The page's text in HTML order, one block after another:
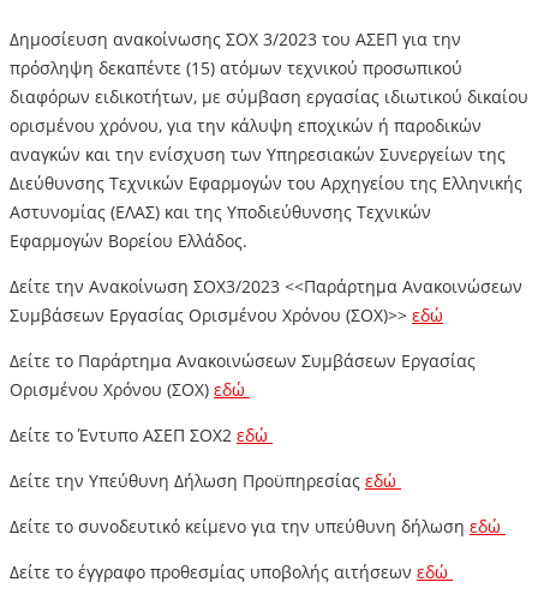
Δημοσίευση ανακοίνωσης ΣΟΧ 3/2023 του ΑΣΕΠ για την
πρόσληψη δεκαπέντε (15) ατόμων τεχνικού προσωπικού
διαφόρων ειδικοτήτων, με σύμβαση εργασίας ιδιωτικού δικαίου
ορισμένου χρόνου, για την κάλυψη εποχικών ή παροδικών
αναγκών και την ενίσχυση των Υπηρεσιακών Συνεργείων της
Διεύθυνσης Τεχνικών Εφαρμογών του Αρχηγείου της Ελληνικής
Αστυνομίας (ΕΛΑΣ) και της Υποδιεύθυνσης Τεχνικών
Εφαρμογών Βορείου Ελλάδος.
Δείτε την Ανακοίνωση ΣΟΧ3/2023 <<Παράρτημα Ανακοινώσεων
Συμβάσεων Εργασίας Ορισμένου Χρόνου (ΣΟΧ)>> εδώ
Δείτε το Παράρτημα Ανακοινώσεων Συμβάσεων Εργασίας
Ορισμένου Χρόνου (ΣΟΧ) εδώ
Δείτε το Έντυπο ΑΣΕΠ ΣΟΧ2 εδώ
Δείτε την Υπεύθυνη Δήλωση Προϋπηρεσίας εδώ
Δείτε το συνοδευτικό κείμενο για την υπεύθυνη δήλωση εδώ
Δείτε το έγγραφο προθεσμίας υποβολής αιτήσεων εδώ